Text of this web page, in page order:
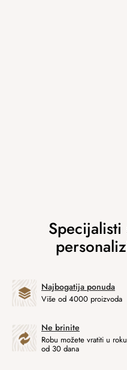
Najbogatija ponuda
Više od 4000 proizvoda
Ne brinite
Robu možete vratiti u roku
od 30 dana